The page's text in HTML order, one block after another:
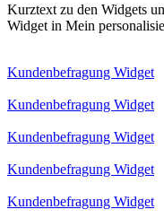
Kurztext zu den Widgets
Widget in Mein
Kundenbefragung Widget
Kundenbefragung Widget
Kundenbefragung Widget
Kundenbefragung Widget
Kundenbefragung Widget